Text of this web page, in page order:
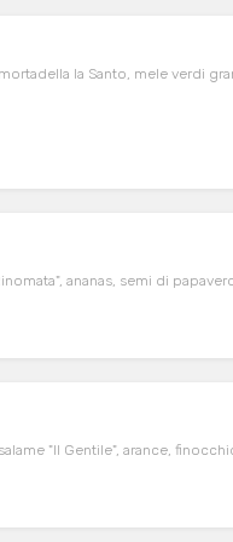
la Santo, mele verdi
ananas, semi di
"Il Gentile", arance,